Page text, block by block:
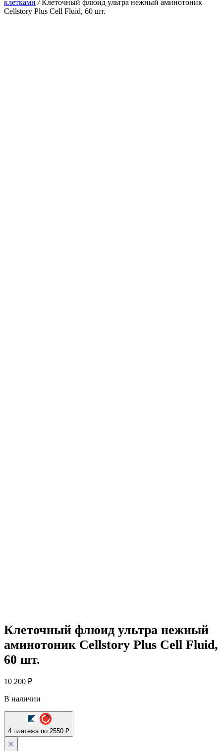
клетками / Клеточный флюид ультра нежный аминотоник
Cellstory Plus Cell Fluid, 60 шт.
Клеточный флюид ультра нежный
аминотоник Cellstory Plus Cell Fluid,
60 шт.
10 200 ₽
В наличии
4 платежа по 2550 ₽